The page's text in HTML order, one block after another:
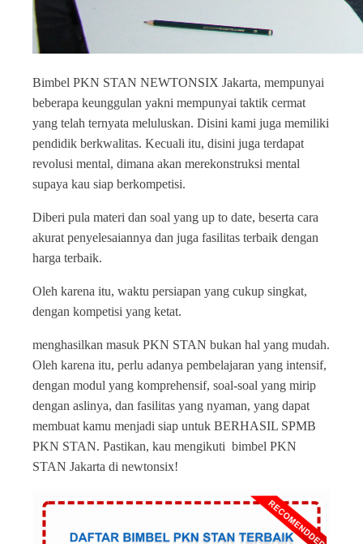
Bimbel PKN STAN NEWTONSIX Jakarta, mempunyai
beberapa keunggulan yakni mempunyai taktik cermat
yang telah ternyata meluluskan. Disini kami juga memiliki
pendidik berkwalitas. Kecuali itu, disini juga terdapat
revolusi mental, dimana akan merekonstruksi mental
supaya kau siap berkompetisi.
Diberi pula materi dan soal yang up to date, beserta cara
akurat penyelesaiannya dan juga fasilitas terbaik dengan
harga terbaik.
Oleh karena itu, waktu persiapan yang cukup singkat,
dengan kompetisi yang ketat.
menghasilkan masuk PKN STAN bukan hal yang mudah.
Oleh karena itu, perlu adanya pembelajaran yang intensif,
dengan modul yang komprehensif, soal-soal yang mirip
dengan aslinya, dan fasilitas yang nyaman, yang dapat
membuat kamu menjadi siap untuk BERHASIL SPMB
PKN STAN. Pastikan, kau mengikuti bimbel PKN
STAN Jakarta di newtonsix!